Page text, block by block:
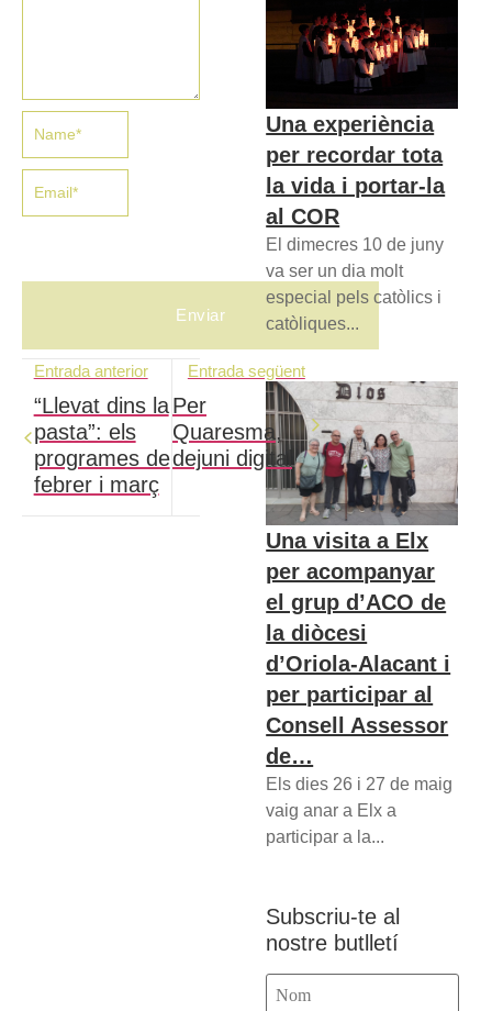
Entrada anterior
“Llevat dins la
pasta”: els
programes de
febrer i març
Entrada següent
Per
Quaresma,
dejuni digital
Una experiència
per recordar tota
la vida i portar-la
al COR
El dimecres 10 de juny
va ser un dia molt
especial pels catòlics i
catòliques...
Una visita a Elx
per acompanyar
el grup d’ACO de
la diòcesi
d’Oriola-Alacant i
per participar al
Consell Assessor
de…
Els dies 26 i 27 de maig
vaig anar a Elx a
participar a la...
Subscriu-te al
nostre butlletí